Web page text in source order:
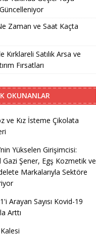
Zaman ve Saat Kaçta
Kırklareli Satılık Arsa ve
Fırsatları
OKUNANLAR
ve Kız İsteme Çikolata
Yükselen Girişimcisi:
Gazi Şener, Egş Kozmetik ve
Markalarıyla Sektöre
Arayan Sayısı Kovid-19
Arttı